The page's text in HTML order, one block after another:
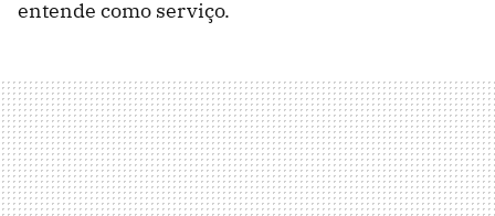
entende como serviço.